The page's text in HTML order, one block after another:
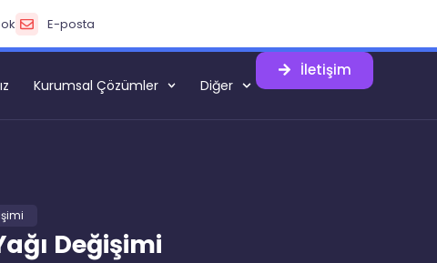
E-posta
Kurumsal Çözümler Diğer
İletişim
Değişimi